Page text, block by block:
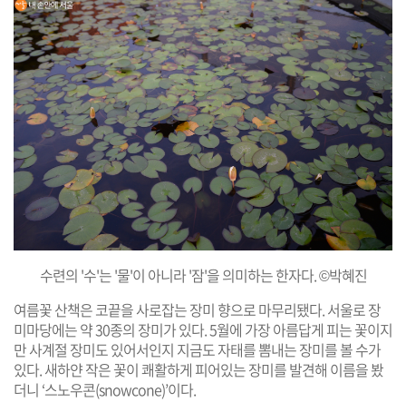
수련의 '수'는 '물'이 아니라 '잠'을 의미하는 한자다. ©박혜진
여름꽃 산책은 코끝을 사로잡는 장미 향으로 마무리됐다. 서울로 장
미마당에는 약 30종의 장미가 있다. 5월에 가장 아름답게 피는 꽃이지
만 사계절 장미도 있어서인지 지금도 자태를 뽐내는 장미를 볼 수가
있다. 새하얀 작은 꽃이 쾌활하게 피어있는 장미를 발견해 이름을 봤
더니 ‘스노우콘(snowcone)’이다.